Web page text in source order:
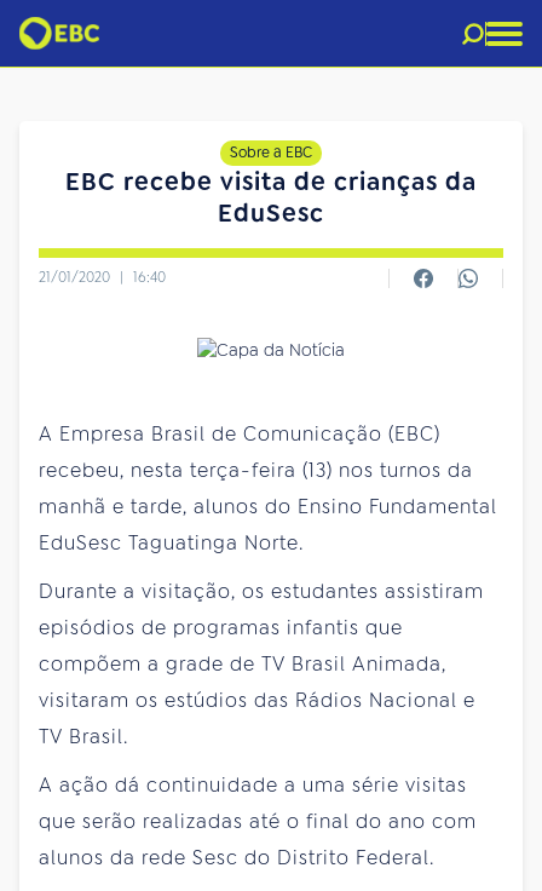
Sobre a EBC
EBC recebe visita de crianças da
EduSesc
21/01/2020 | 16:40
A Empresa Brasil de Comunicação (EBC)
recebeu, nesta terça-feira (13) nos turnos da
manhã e tarde, alunos do Ensino Fundamental
EduSesc Taguatinga Norte.
Durante a visitação, os estudantes assistiram
episódios de programas infantis que
compõem a grade de TV Brasil Animada,
visitaram os estúdios das Rádios Nacional e
TV Brasil.
A ação dá continuidade a uma série visitas
que serão realizadas até o final do ano com
alunos da rede Sesc do Distrito Federal.